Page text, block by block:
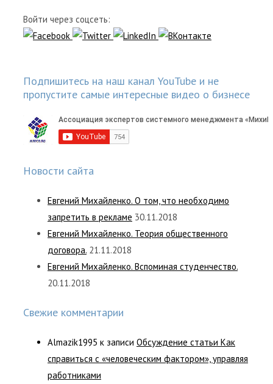
Войти через соцсеть:
Подпишитесь на наш канал YouTube и не
пропустите самые интересные видео о бизнесе
Новости сайта
Евгений Михайленко. О том, что необходимо
запретить в рекламе 30.11.2018
Евгений Михайленко. Теория общественного
договора. 21.11.2018
Евгений Михайленко. Вспоминая студенчество.
20.11.2018
Свежие комментарии
Almazik1995 к записи Обсуждение статьи Как
справиться с «человеческим фактором», управляя
работниками